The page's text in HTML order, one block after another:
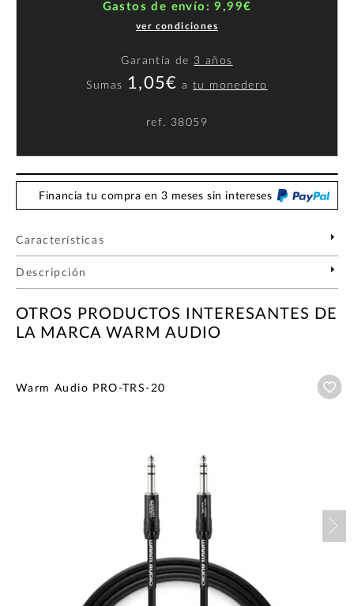
Gastos de envío: 9,99€
ver condiciones
Garantía de 3 años
Sumas 1,05€ atu monedero
ref. 38059
Financia tu compra en 3 meses sin intereses
Características
Descripción
OTROS PRODUCTOS INTERESANTES DE
LA MARCA WARM AUDIO
Warm Audio PRO-TRS-20